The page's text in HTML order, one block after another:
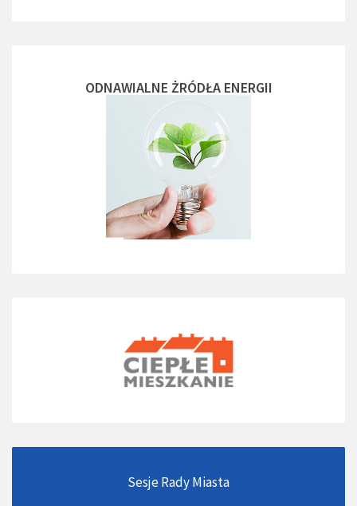
ODNAWIALNE ŻRÓDŁA ENERGII
Sesje Rady Miasta